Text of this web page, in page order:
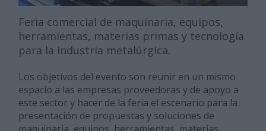
Feria comercial de maquinaria, equipos,
herramientas, materias primas y tecnología
para la industria metalúrgica.
Los objetivos del evento son reunir en un mismo
espacio a las empresas proveedoras y de apoyo a
este sector y hacer de la feria el escenario para la
presentación de propuestas y soluciones de